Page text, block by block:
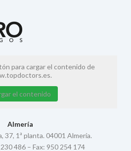
para cargar el contenido de
el contenido
Almería
37, 1ª planta. 04001 Almería.
486 – Fax: 950 254 174